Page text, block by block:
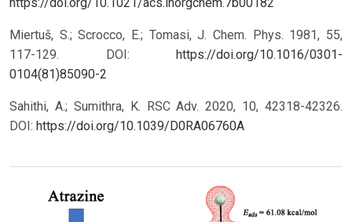
Miertuš, S.; Scrocco, E.; Tomasi, J. Chem. Phys. 1981, 55,
117-129. DOI: https://doi.org/10.1016/0301-
0104(81)85090-2
Sahithi, A.; Sumithra, K. RSC Adv. 2020, 10, 42318-42326.
DOI: https://doi.org/10.1039/D0RA06760A